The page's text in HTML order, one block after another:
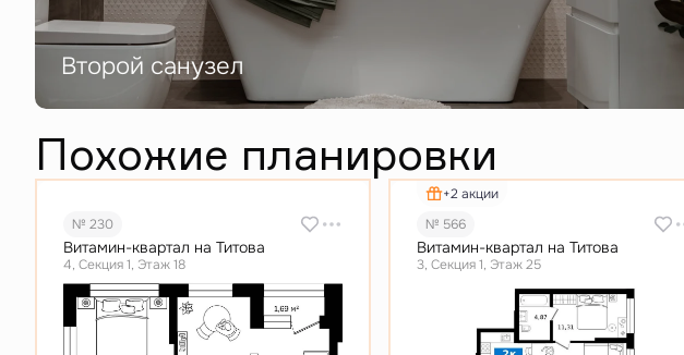
Второй санузел
Похожие планировки
№ 230
Витамин-квартал на Титова
4, Секция 1, Этаж 18
+2 акции
№ 566
Витамин-квартал на Титова
3, Секция 1, Этаж 25